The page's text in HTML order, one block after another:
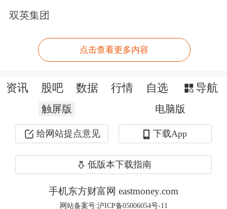
共同开展6G应用场景和安全解决方案
适配验证，探索6G新型应用需求。鼓
励中小企业深度参与场景需求挖掘、商
业模式探索等，促进6G应用繁荣发
组织实施移动信息网络国家科技重大专
项，体系化布局6G技术攻关、标准研
制、产品研发、应用培育、生态构建等
重点任务。探索地方多元化资金渠道，
双英集团
点击查看更多内容
资讯 股吧 数据 行情 自选 导航
触屏版 电脑版
给网站提点意见 下载App
低版本下载指南
手机东方财富网 eastmoney.com
网站备案号:沪ICP备05006054号-11